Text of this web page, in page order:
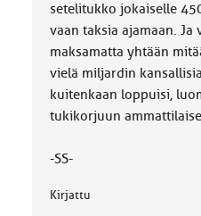
setelitukko jokaiselle
vaan taksia ajamaan. Ja
maksamatta yhtään
vielä miljardin
kuitenkaan loppuisi,
tukikorjuun
-SS-
Kirjattu